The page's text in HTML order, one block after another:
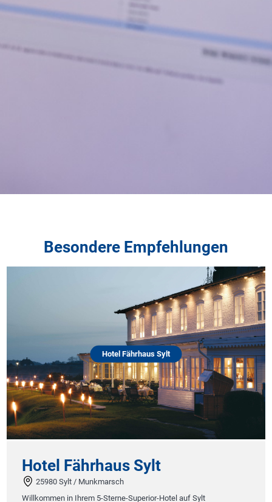
Besondere Empfehlungen
Hotel Fährhaus Sylt
Hotel Fährhaus Sylt
25980 Sylt / Munkmarsch
Willkommen in Ihrem 5-Sterne-Superior-Hotel auf Sylt